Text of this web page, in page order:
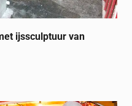
ijssculptuur van